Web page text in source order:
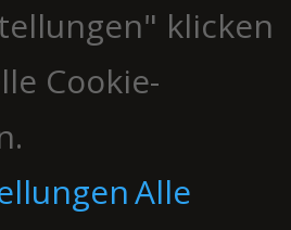
klicken
Cookie-
Alle